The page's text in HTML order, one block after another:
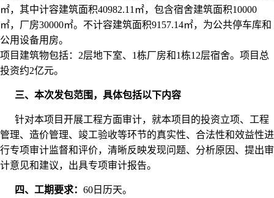
㎡，其中计容建筑面积40982.11㎡，包含宿舍建筑面积10000
㎡，厂房30000㎡。不计容建筑面积9157.14㎡，为公共停车库和
公用设备用房。
项目建筑物包括：2层地下室、1栋厂房和1栋12层宿舍。项目总
投资约2亿元。
三、本次发包范围，具体包括以下内容
针对本项目开展工程方面审计，就本项目的投资立项、工程
管理、造价管理、竣工验收等环节的真实性、合法性和效益性进
行专项审计监督和评价，清晰反映发现问题、分析原因、提出审
计意见和建议，出具专项审计报告。
四、工期要求： 60日历天。